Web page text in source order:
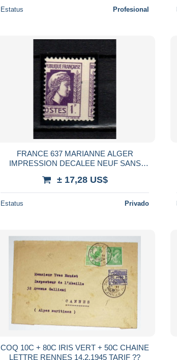
Estatus Profesional
FRANCE 637 MARIANNE ALGER
IMPRESSION DECALEE NEUF SANS
± 17,28 US$
Estatus Privado
COQ 10C + 80C IRIS VERT + 50C CHAINE
LETTRE RENNES 14.2.1945 TARIF ??